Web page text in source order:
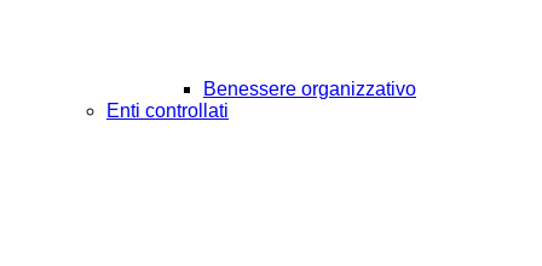
Benessere organizzativo
Enti controllati